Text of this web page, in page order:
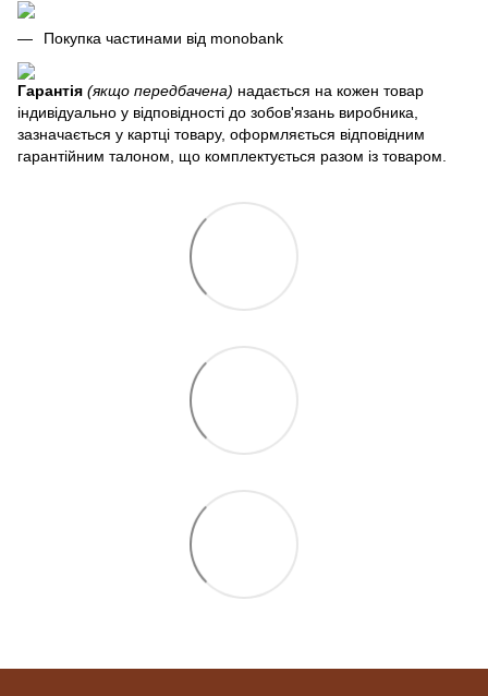
Покупка частинами від monobank
Гарантія (якщо передбачена) надається на кожен товар
індивідуально у відповідності до зобов'язань виробника,
зазначається у картці товару, оформляється відповідним
гарантійним талоном, що комплектується разом із товаром.